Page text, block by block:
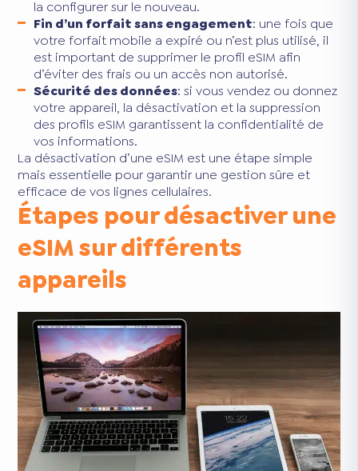
la configurer sur le nouveau.
Fin d’un forfait sans engagement: une fois que
votre forfait mobile a expiré ou n’est plus utilisé, il
est important de supprimer le profil eSIM afin
d’éviter des frais ou un accès non autorisé.
Sécurité des données: si vous vendez ou donnez
votre appareil, la désactivation et la suppression
des profils eSIM garantissent la confidentialité de
vos informations.
La désactivation d’une eSIM est une étape simple
mais essentielle pour garantir une gestion sûre et
efficace de vos lignes cellulaires.
Étapes pour désactiver une
eSIM sur différents
appareils